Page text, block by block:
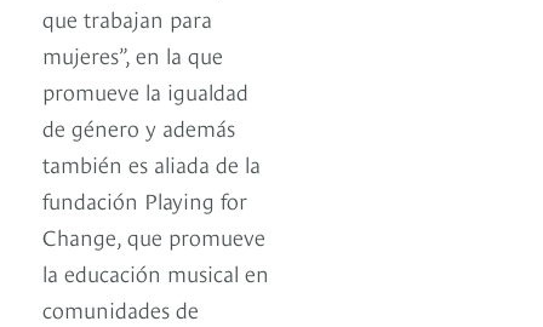
que trabajan para
mujeres”, en la que
promueve la igualdad
de género y además
también es aliada de la
fundación Playing for
Change, que promueve
la educación musical en
comunidades de